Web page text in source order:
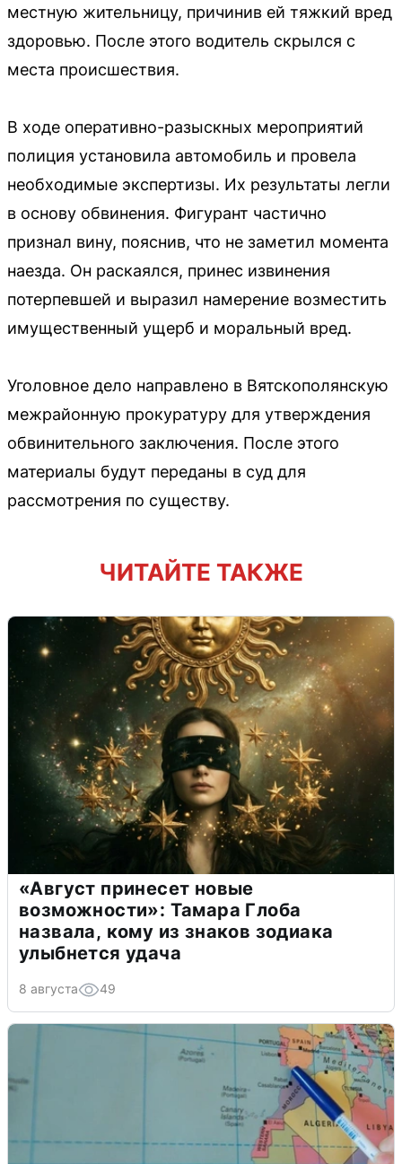
местную жительницу, причинив ей тяжкий вред
здоровью. После этого водитель скрылся с
места происшествия.
В ходе оперативно-разыскных мероприятий
полиция установила автомобиль и провела
необходимые экспертизы. Их результаты легли
в основу обвинения. Фигурант частично
признал вину, пояснив, что не заметил момента
наезда. Он раскаялся, принес извинения
потерпевшей и выразил намерение возместить
имущественный ущерб и моральный вред.
Уголовное дело направлено в Вятскополянскую
межрайонную прокуратуру для утверждения
обвинительного заключения. После этого
материалы будут переданы в суд для
рассмотрения по существу.
ЧИТАЙТЕ ТАКЖЕ
«Август принесет новые
возможности»: Тамара Глоба
назвала, кому из знаков зодиака
улыбнется удача
8 августа 49